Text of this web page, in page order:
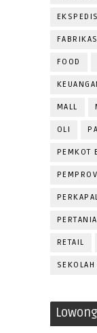
FOOD
MALL
OLI
PEMKOT
RETAIL
SEKOLAH